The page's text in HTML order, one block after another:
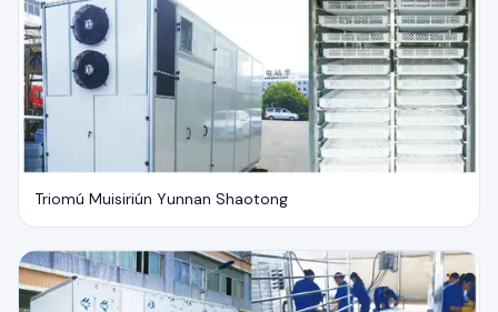
Triomú Muisiriún Yunnan Shaotong